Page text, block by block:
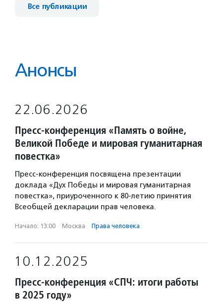
Все публикации
Анонсы
22.06.2026
Пресс-конференция «Память о войне,
Великой Победе и мировая гуманитарная
повестка»
Пресс-конференция посвящена презентации
доклада «Дух Победы и мировая гуманитарная
повестка», приуроченного к 80-летию принятия
Всеобщей декларации прав человека.
Начало: 13:00 · Москва · Права человека
10.12.2025
Пресс-конференция «СПЧ: итоги работы
в 2025 году»